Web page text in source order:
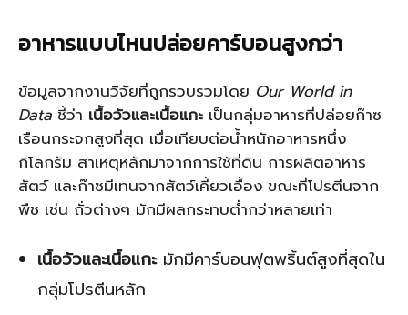
อาหารแบบไหนปล่อยคาร์บอนสูงกว่า
ข้อมูลจากงานวิจัยที่ถูกรวบรวมโดย Our World in
Data ชี้ว่า เนื้อวัวและเนื้อแกะ เป็นกลุ่มอาหารที่ปล่อยก๊าซ
เรือนกระจกสูงที่สุด เมื่อเทียบต่อน้ำหนักอาหารหนึ่ง
กิโลกรัม สาเหตุหลักมาจากการใช้ที่ดิน การผลิตอาหาร
สัตว์ และก๊าซมีเทนจากสัตว์เคี้ยวเอื้อง ขณะที่โปรตีนจาก
พืช เช่น ถั่วต่างๆ มักมีผลกระทบต่ำกว่าหลายเท่า
เนื้อวัวและเนื้อแกะมักมีคาร์บอนฟุตพริ้นต์สูงที่สุดใน
กลุ่มโปรตีนหลัก